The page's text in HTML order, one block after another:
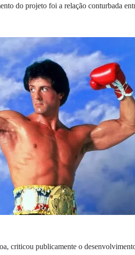
do projeto foi a relação conturbada
criticou publicamente o